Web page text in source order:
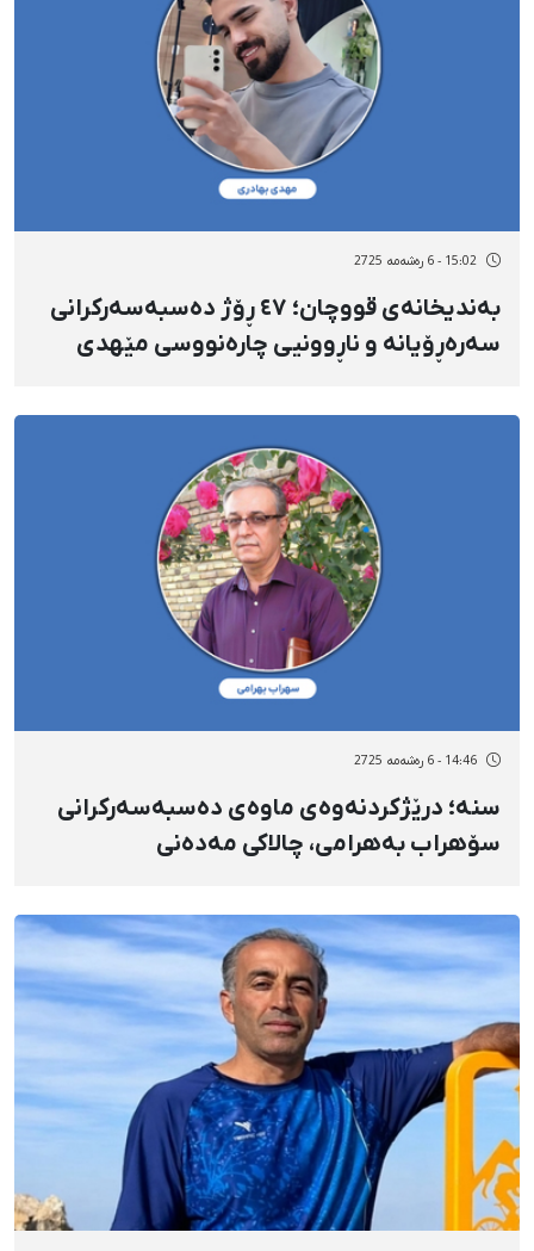
15:02 - 6 رەشەمه 2725
بەندیخانەی قووچان؛ ٤٧ ڕۆژ دەسبەسەرکرانی
سەرەڕۆیانە و ناڕوونیی چارەنووسی مێهدی
14:46 - 6 رەشەمه 2725
سنە؛ درێژکردنەوەی ماوەی دەسبەسەرکرانی
سۆهراب بەهرامی، چالاکی مەدەنی